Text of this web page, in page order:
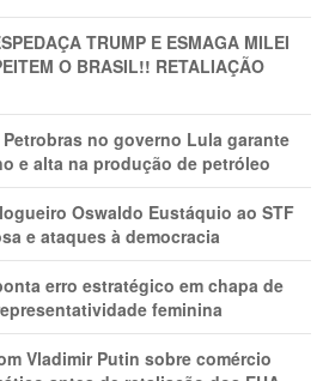
TRUMP E ESMAGA MILEI
O BRASIL!! RETALIAÇÃO
no governo Lula garante
e alta na produção de petróleo
Oswaldo Eustáquio ao STF
e ataques à democracia
erro estratégico em chapa de
feminina
Vladimir Putin sobre comércio